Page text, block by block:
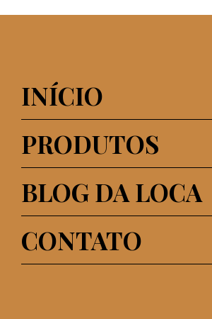
INÍCIO
PRODUTOS
BLOG DA LOCA
CONTATO